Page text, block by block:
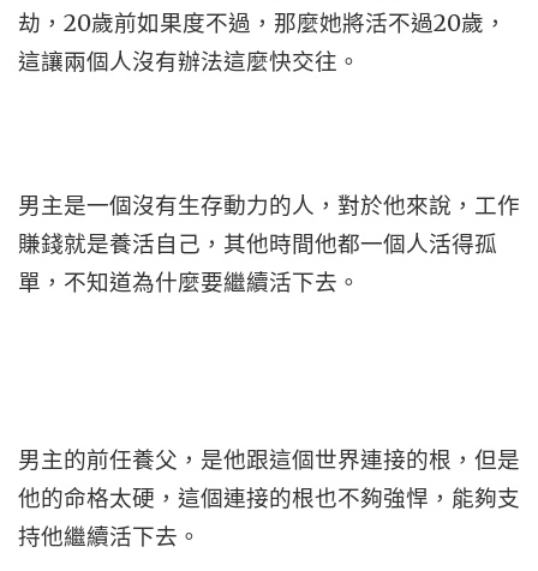
劫，20歲前如果度不過，那麼她將活不過20歲，
這讓兩個人沒有辦法這麼快交往。
男主是一個沒有生存動力的人，對於他來說，工作
賺錢就是養活自己，其他時間他都一個人活得孤
單，不知道為什麼要繼續活下去。
男主的前任養父，是他跟這個世界連接的根，但是
他的命格太硬，這個連接的根也不夠強悍，能夠支
持他繼續活下去。